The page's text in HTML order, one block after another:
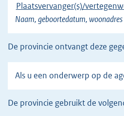
Plaatsvervanger(s)/
Naam, geboortedatum,
de provincie ontvangt deze
Als u een onderwerp op de
de provincie gebruikt de